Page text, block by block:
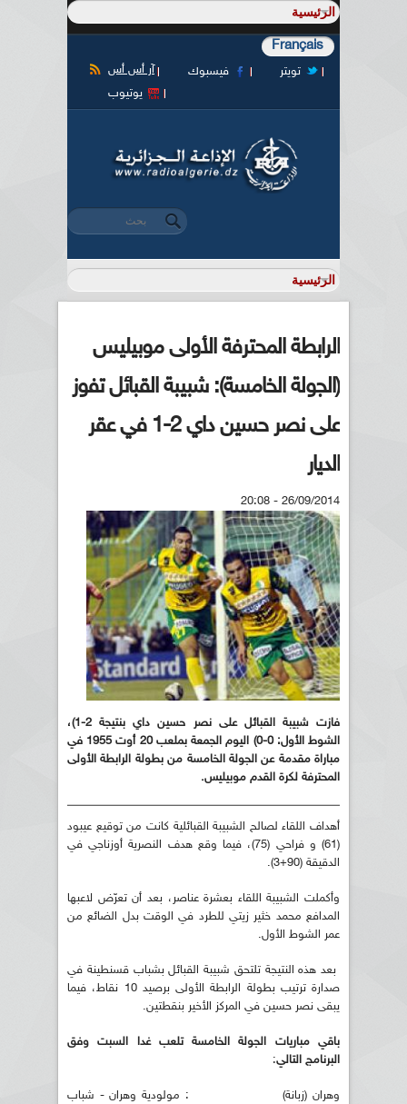
Français
آر أس أس فيسبوك
تويتر
يوتيوب
استمارة البحث
‏بحث ‏
الرابطة المحترفة الأولى موبيليس
(الجولة الخامسة): شبيبة القبائل تفوز
على نصر حسين داي 2-1 في عقر
الديار
26/09/2014 - 20:08
فازت شبيبة القبائل على نصر حسين داي بنتيجة 2-1 )،
الشوط الأول: 0-0) اليوم الجمعة بملعب 20 أوت 1955 في
مباراة مقدمة عن الجولة الخامسة من بطولة الرابطة الأولى
المحترفة لكرة القدم موبيليس.
أهداف اللقاء لصالح الشبيبة القبائلية كانت من توقيع عيبود
(61) و فراحي (75)، فيما وقع هدف النصرية أوزناجي في
الدقيقة (90+3).
وأكملت الشبيبة اللقاء بعشرة عناصر، بعد أن تعرّض لاعبها
المدافع محمد خثير زيتي للطرد في الوقت بدل الضائع من
عمر الشوط الأول.
بعد هذه النتيجة تلتحق شبيبة القبائل بشباب قسنطينة في
صدارة ترتيب بطولة الرابطة الأولى برصيد 10 نقاط، فيما
يبقى نصر حسين في المركز الأخير بنقطتين.
باقي مباريات الجولة الخامسة تلعب غدا السبت وفق
البرنامج التالي:
وهران (زبانة) : مولودية وهران - شباب